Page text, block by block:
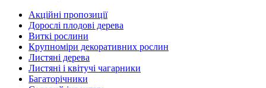
Акційні пропозиції
Дорослі плодові дерева
Виткі рослини
Крупноміри декоративних рослин
Листяні дерева
Листяні і квітучі чагарники
Багаторічники